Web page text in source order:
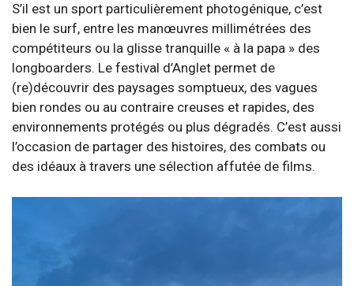
S’il est un sport particulièrement photogénique, c’est
bien le surf, entre les manœuvres millimétrées des
compétiteurs ou la glisse tranquille « à la papa » des
longboarders. Le festival d’Anglet permet de
(re)découvrir des paysages somptueux, des vagues
bien rondes ou au contraire creuses et rapides, des
environnements protégés ou plus dégradés. C’est aussi
l’occasion de partager des histoires, des combats ou
des idéaux à travers une sélection affutée de films.